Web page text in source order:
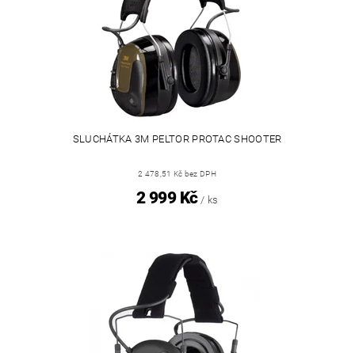
SLUCHÁTKA 3M PELTOR PROTAC SHOOTER
2 478,51 Kč bez DPH
2 999 Kč / ks